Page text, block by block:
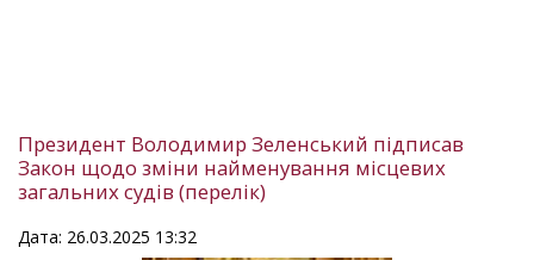
Президент Володимир Зеленський підписав
Закон щодо зміни найменування місцевих
загальних судів (перелік)
Дата: 26.03.2025 13:32